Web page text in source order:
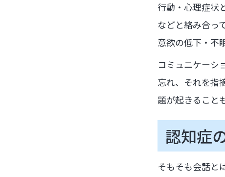
行動・心理症状
などと絡み合っ
意欲の低下・不
コミュニケーシ
忘れ、それを指
題が起きること
認知症
そもそも会話と